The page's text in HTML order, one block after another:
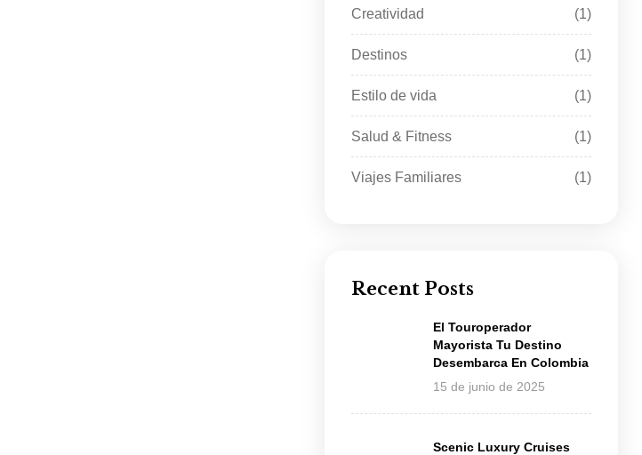
Creatividad (1)
Destinos (1)
Estilo de vida (1)
Salud & Fitness (1)
Viajes Familiares (1)
Recent Posts
15 de junio de 2025
El Touroperador
Mayorista Tu Destino
Desembarca En Colombia
Scenic Luxury Cruises